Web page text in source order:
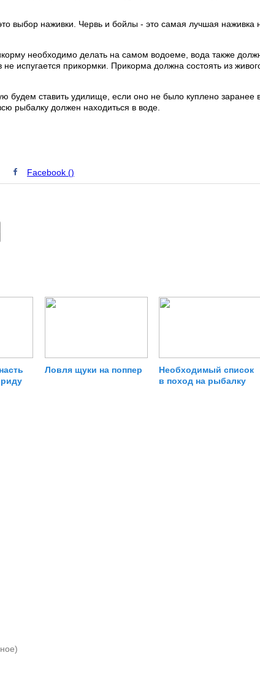
выбор наживки. Червь и бойлы - это самая лучшая
необходимо делать на самом водоеме, вода также
испугается прикормки. Прикорма должна состоять из
будем ставить удилище, если оно не было куплено
рыбалку должен находиться в воде.
Facebook ()
Ловля щуки на поппер
Необходимый список
в поход на рыбалку